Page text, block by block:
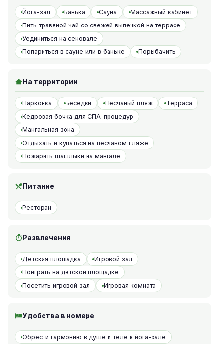
Йога-зал Банька Сауна
Массажный кабинет
Пить травяной чай со свежей выпечкой на террасе
Уединиться на сеновале
Попариться в сауне или в баньке
Порыбачить
На территории
Парковка Беседки Песчаный пляж
Терраса
Кедровая бочка для СПА-процедур
Мангальная зона
Отдыхать и купаться на песчаном пляже
Пожарить шашлыки на мангале
Питание
Ресторан
Развлечения
Детская площадка
Игровой зал
Поиграть на детской площадке
Посетить игровой зал
Игровая комната
Удобства в номере
Обрести гармонию в душе и теле в йога-зале